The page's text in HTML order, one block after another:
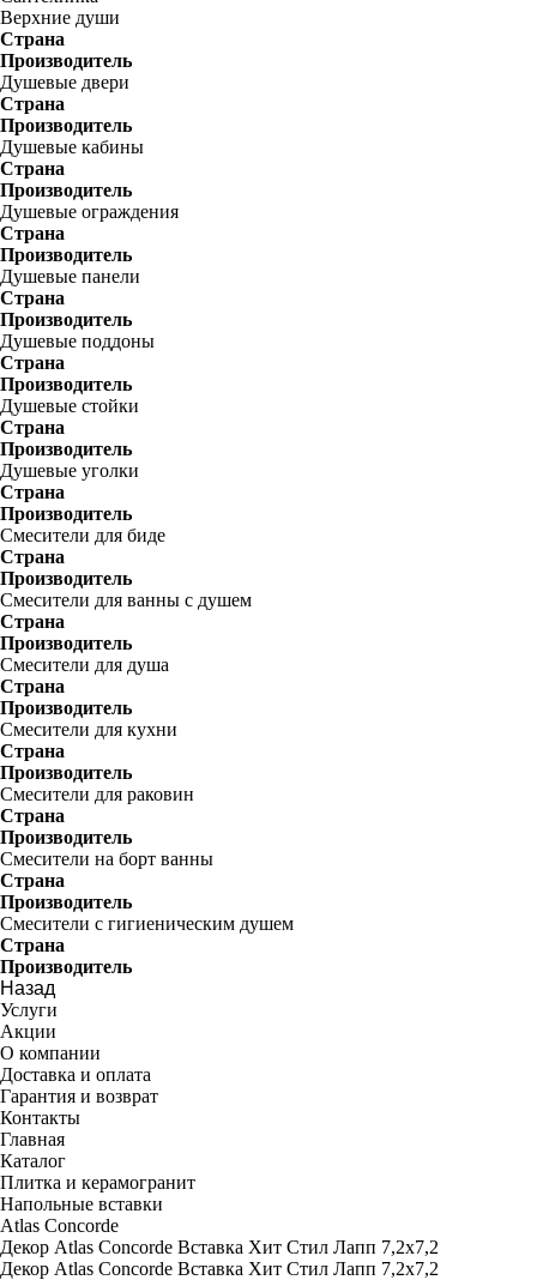
Верхние души
Страна
Производитель
Душевые двери
Страна
Производитель
Душевые кабины
Страна
Производитель
Душевые ограждения
Страна
Производитель
Душевые панели
Страна
Производитель
Душевые поддоны
Страна
Производитель
Душевые стойки
Страна
Производитель
Душевые уголки
Страна
Производитель
Смесители для биде
Страна
Производитель
Смесители для ванны с душем
Страна
Производитель
Смесители для душа
Страна
Производитель
Смесители для кухни
Страна
Производитель
Смесители для раковин
Страна
Производитель
Смесители на борт ванны
Страна
Производитель
Смесители с гигиеническим душем
Страна
Производитель
Назад
Услуги
Акции
О компании
Доставка и оплата
Гарантия и возврат
Контакты
Главная
Каталог
Плитка и керамогранит
Напольные вставки
Atlas Concorde
Декор Atlas Concorde Вставка Хит Стил Лапп 7,2х7,2
Декор Atlas Concorde Вставка Хит Стил Лапп 7,2х7,2